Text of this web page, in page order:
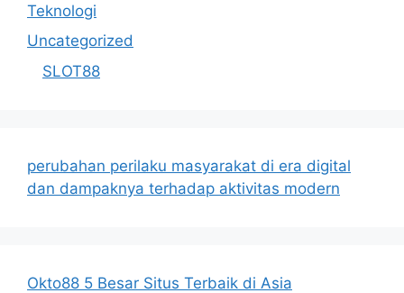
Teknologi
Uncategorized
SLOT88
perubahan perilaku masyarakat di era digital
dan dampaknya terhadap aktivitas modern
Okto88 5 Besar Situs Terbaik di Asia